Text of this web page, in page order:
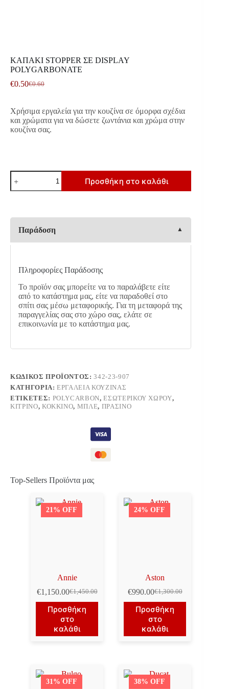
ΚΑΠΑΚΙ STOPPER ΣΕ DISPLAY
POLYGARBONATE
€0.60
Original
€0.60.
€0.50Η
είναι:
€0.50.
Χρήσιμα εργαλεία για την κουζίνα σε όμορφα σχέδια
και χρώματα για να δώσετε ζωντάνια και χρώμα στην
κουζίνα σας.
ΚΑΠΑΚΙ
STOPPER
ΣΕ
ποσότητα
Προσθήκη στο καλάθι
Παράδοση
Πληροφορίες Παράδοσης
Το προϊόν σας μπορείτε να το παραλάβετε είτε
από το κατάστημα μας, είτε να παραδοθεί στο
σπίτι σας μέσω μεταφορικής. Για τη μεταφορά της
παραγγελίας σας στο χώρο σας, ελάτε σε
επικοινωνία με το κατάστημα μας.
ΚΩΔΙΚΌΣ ΠΡΟΪΌΝΤΟΣ:342-23-907
ΚΑΤΗΓΟΡΊΑ:ΕΡΓΑΛΕΊΑ ΚΟΥΖΊΝΑΣ
ΕΤΙΚΈΤΕΣ: POLYCARBON,ΕΣΩΤΕΡΙΚΟΎ ΧΏΡΟΥ,
ΚΊΤΡΙΝΟ, ΚΌΚΚΙΝΟ, ΜΠΛΕ, ΠΡΆΣΙΝΟ
Top-Sellers Προϊόντα μας
21% OFF
Annie
€1,450.00
Original
price
was:
€1,450.00.
€1,150.00Η
τρέχουσα
τιμή
είναι:
€1,150.00.
Προσθήκη
στο
καλάθι
24% OFF
Aston
€1,300.00
Original
price
was:
€1,300.00.
€990.00Η
τρέχουσα
τιμή
είναι:
€990.00.
Προσθήκη
στο
καλάθι
31% OFF 38% OFF